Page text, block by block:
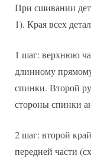
При сшивании
1). Края всех
1 шаг: верхнюю
длинному
спинки. Второй
стороны спинки
2 шаг: второй
передней части